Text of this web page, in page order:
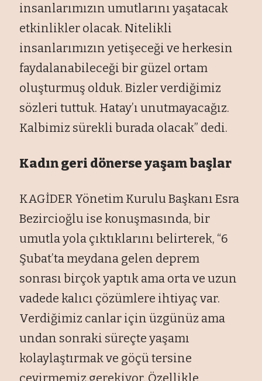
insanlarımızın umutlarını yaşatacak
etkinlikler olacak. Nitelikli
insanlarımızın yetişeceği ve herkesin
faydalanabileceği bir güzel ortam
oluşturmuş olduk. Bizler verdiğimiz
sözleri tuttuk. Hatay’ı unutmayacağız.
Kalbimiz sürekli burada olacak” dedi.
Kadın geri dönerse yaşam başlar
KAGİDER Yönetim Kurulu Başkanı Esra
Bezircioğlu ise konuşmasında, bir
umutla yola çıktıklarını belirterek, “6
Şubat’ta meydana gelen deprem
sonrası birçok yaptık ama orta ve uzun
vadede kalıcı çözümlere ihtiyaç var.
Verdiğimiz canlar için üzgünüz ama
undan sonraki süreçte yaşamı
kolaylaştırmak ve göçü tersine
çevirmemiz gerekiyor. Özellikle